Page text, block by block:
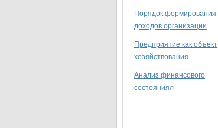
Порядок формирования
доходов организации
Предприятие как объект
хозяйствования
Анализ финансового
состояниял